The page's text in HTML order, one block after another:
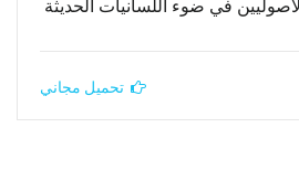
في ضوء اللسانيات الحديثة
تحميل مجاني